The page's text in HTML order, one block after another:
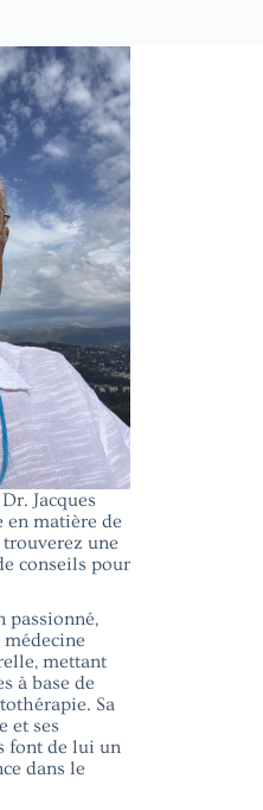
Jacques
en matière de
une
conseils pour
passionné,
mettant
à base de
Sa
et ses
font de lui un
dans le